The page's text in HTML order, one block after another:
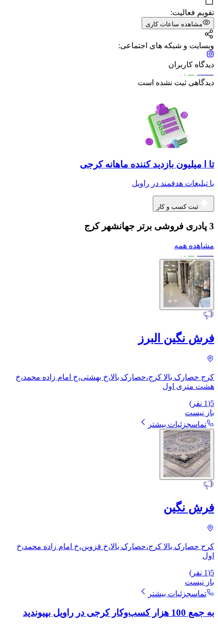
تقویم فعالیت:
مشاهده ساعات کاری
وبسایت و شبکه های اجتماعی:
دیدگاه کاربران
دیدگاهی ثبت نشده است
تا ا میلیون بازدید کننده ماهانه کرجی
با تبلیغات هدفمند در راویل
ثبت کسب و کار
3 پادری فروشی برتر جهانشهر کرج
مشاهده همه
فرش نگین البرز
کرج حصارک بالا کرج،حصارک بالا،خ بهشتی،خ امام زاده محمد،خ
هشت متری اول
5
(
1 نفر)
باز نیست
تماسجزئیات بیشتر
فرش نگین
کرج حصارک بالا کرج،حصارک بالا،خ قزوین،خ امام زاده محمد،خ
اول
5
(
1 نفر)
باز نیست
تماسجزئیات بیشتر
به جمع 100 هزار کسب‌وکار کرجی در راویل بپیوندید